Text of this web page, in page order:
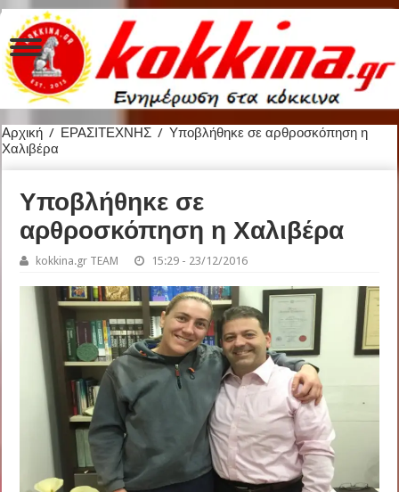
Αρχική / ΕΡΑΣΙΤΕΧΝΗΣ / Υποβλήθηκε σε αρθροσκόπηση η
Χαλιβέρα
Υποβλήθηκε σε
αρθροσκόπηση η Χαλιβέρα
kokkina.gr TEAM 15:29 - 23/12/2016